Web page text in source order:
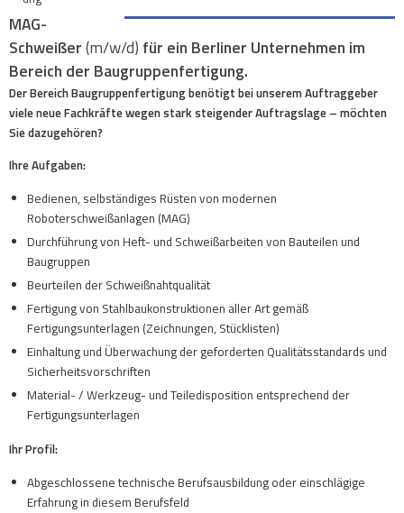
MAG-
Schweißer(m/w/d) für ein Berliner Unternehmen im
Bereich der Baugruppenfertigung.
Der Bereich Baugruppenfertigung benötigt bei unserem Auftraggeber
viele neue Fachkräfte wegen stark steigender Auftragslage – möchten
Sie dazugehören?
Ihre Aufgaben:
Bedienen, selbständiges Rüsten von modernen
Roboterschweißanlagen (MAG)
Durchführung von Heft- und Schweißarbeiten von Bauteilen und
Baugruppen
Beurteilen der Schweißnahtqualität
Fertigung von Stahlbaukonstruktionen aller Art gemäß
Fertigungsunterlagen (Zeichnungen, Stücklisten)
Einhaltung und Überwachung der geforderten Qualitätsstandards und
Sicherheitsvorschriften
Material- / Werkzeug- und Teiledisposition entsprechend der
Fertigungsunterlagen
Ihr Profil:
Abgeschlossene technische Berufsausbildung oder einschlägige
Erfahrung in diesem Berufsfeld